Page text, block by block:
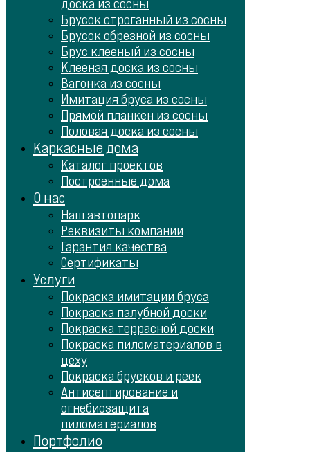
доска из сосны
Брусок строганный из сосны
Брусок обрезной из сосны
Брус клееный из сосны
Клееная доска из сосны
Вагонка из сосны
Имитация бруса из сосны
Прямой планкен из сосны
Половая доска из сосны
Каркасные дома
Каталог проектов
Построенные дома
О нас
Наш автопарк
Реквизиты компании
Гарантия качества
Сертификаты
Услуги
Покраска имитации бруса
Покраска палубной доски
Покраска террасной доски
Покраска пиломатериалов в
цеху
Покраска брусков и реек
Антисептирование и
огнебиозащита
пиломатериалов
Портфолио